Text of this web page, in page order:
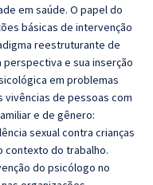
em saúde. O papel do
básicas de intervenção
reestruturante de
e sua inserção
em problemas
de pessoas com
e de gênero:
sexual contra crianças
contexto do trabalho.
do psicólogo no